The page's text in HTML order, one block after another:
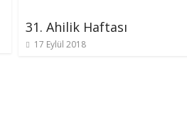
31. Ahilik Haftası
17 Eylül 2018